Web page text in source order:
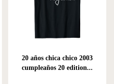
20 años chica chico 2003
cumpleaños 20 edition...